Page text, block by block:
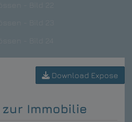
Download Expose
Immobilie